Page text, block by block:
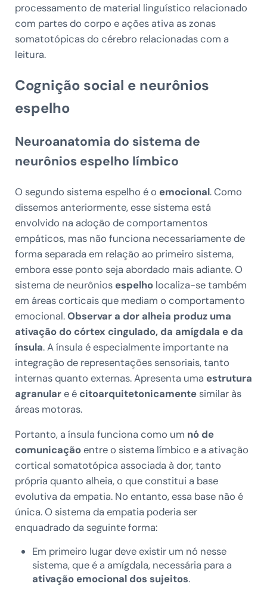
processamento de material linguístico relacionado
com partes do corpo e ações ativa as zonas
somatotópicas do cérebro relacionadas com a
leitura.
Cognição social e neurônios
espelho
Neuroanatomia do sistema de
neurônios espelho límbico
O segundo sistema espelho é o emocional. Como
dissemos anteriormente, esse sistema está
envolvido na adoção de comportamentos
empáticos, mas não funciona necessariamente de
forma separada em relação ao primeiro sistema,
embora esse ponto seja abordado mais adiante. O
sistema de neurônios espelholocaliza-se também
em áreas corticais que mediam o comportamento
emocional.Observar a dor alheia produz uma
ativação do córtex cingulado, da amígdala e da
ínsula. A ínsula é especialmente importante na
integração de representações sensoriais, tanto
internas quanto externas. Apresenta uma estrutura
agranulare é citoarquitetonicamentesimilar às
áreas motoras.
Portanto, a ínsula funciona como um nó de
comunicaçãoentre o sistema límbico e a ativação
cortical somatotópica associada à dor, tanto
própria quanto alheia, o que constitui a base
evolutiva da empatia. No entanto, essa base não é
única. O sistema da empatia poderia ser
enquadrado da seguinte forma:
Em primeiro lugar deve existir um nó nesse
sistema, que é a amígdala, necessária para a
ativação emocional dos sujeitos.